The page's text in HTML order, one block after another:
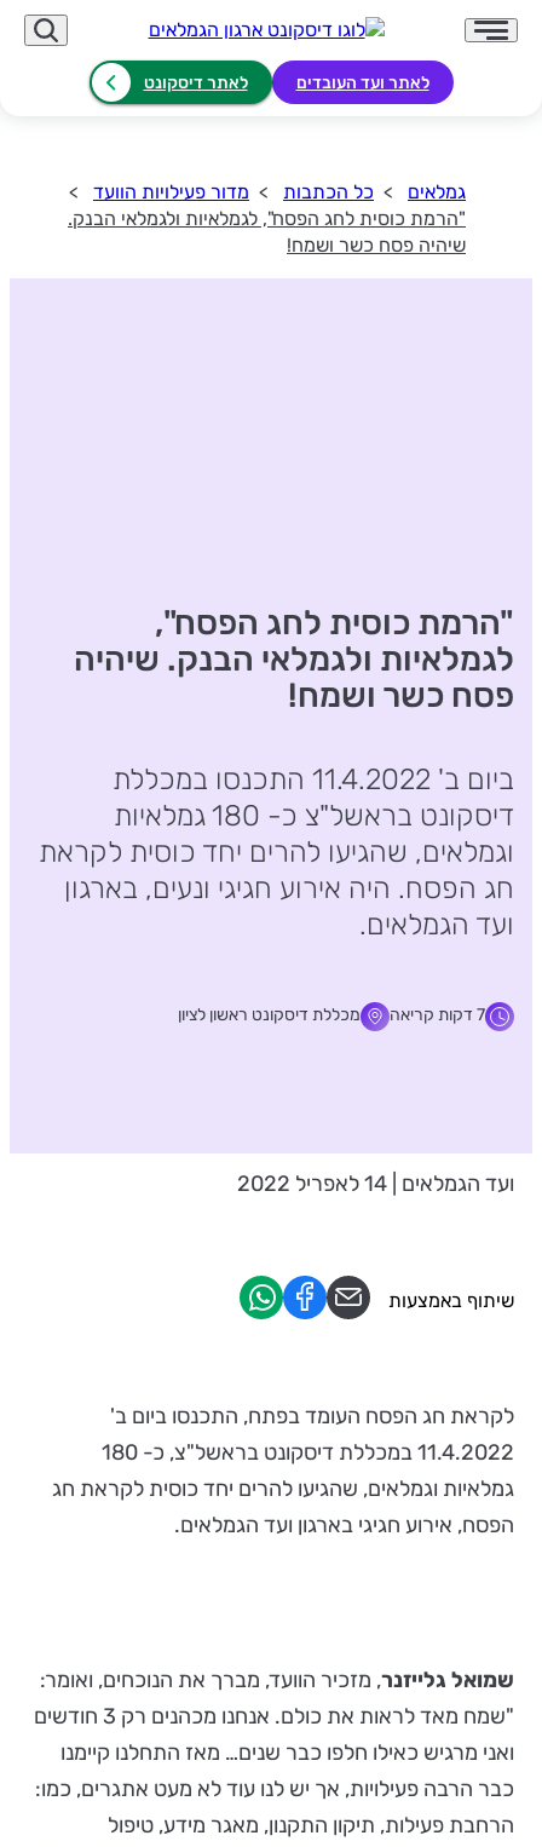
לאתר ועד העובדים לאתר דיסקונט
גמלאים כל הכתבות
מדור פעילויות הוועד
"הרמת כוסית לחג הפסח", לגמלאיות ולגמלאי הבנק.
שיהיה פסח כשר ושמח!
"הרמת כוסית לחג הפסח",
לגמלאיות ולגמלאי הבנק. שיהיה
פסח כשר ושמח!
ביום ב' 11.4.2022 התכנסו במכללת
דיסקונט בראשל"צ כ- 180 גמלאיות
וגמלאים, שהגיעו להרים יחד כוסית לקראת
חג הפסח. היה אירוע חגיגי ונעים, בארגון
ועד הגמלאים.
7 דקות קריאה מכללת דיסקונט ראשון לציון
ועד הגמלאים | 14 לאפריל 2022
לקראת חג הפסח העומד בפתח, התכנסו ביום ב'
11.4.2022 במכללת דיסקונט בראשל"צ, כ- 180
גמלאיות וגמלאים, שהגיעו להרים יחד כוסית לקראת חג
הפסח, אירוע חגיגי בארגון ועד הגמלאים.
שמואל גלייזנר, מזכיר הוועד, מברך את הנוכחים, ואומר:
"שמח מאד לראות את כולם. אנחנו מכהנים רק 3 חודשים
ואני מרגיש כאילו חלפו כבר שנים… מאז התחלנו קיימנו
כבר הרבה פעילויות, אך יש לנו עוד לא מעט אתגרים, כמו:
הרחבת פעילות, תיקון התקנון, מאגר מידע, טיפול
שיתוף באמצעות